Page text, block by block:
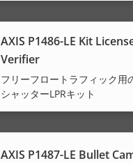
AXIS P1486-LE Kit
Verifier
フリーフロートラフィック用
シャッターLPRキット
AXIS P1487-LE Bullet